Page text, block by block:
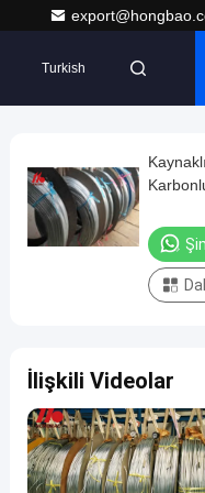
Turkish
İlişkili Videolar